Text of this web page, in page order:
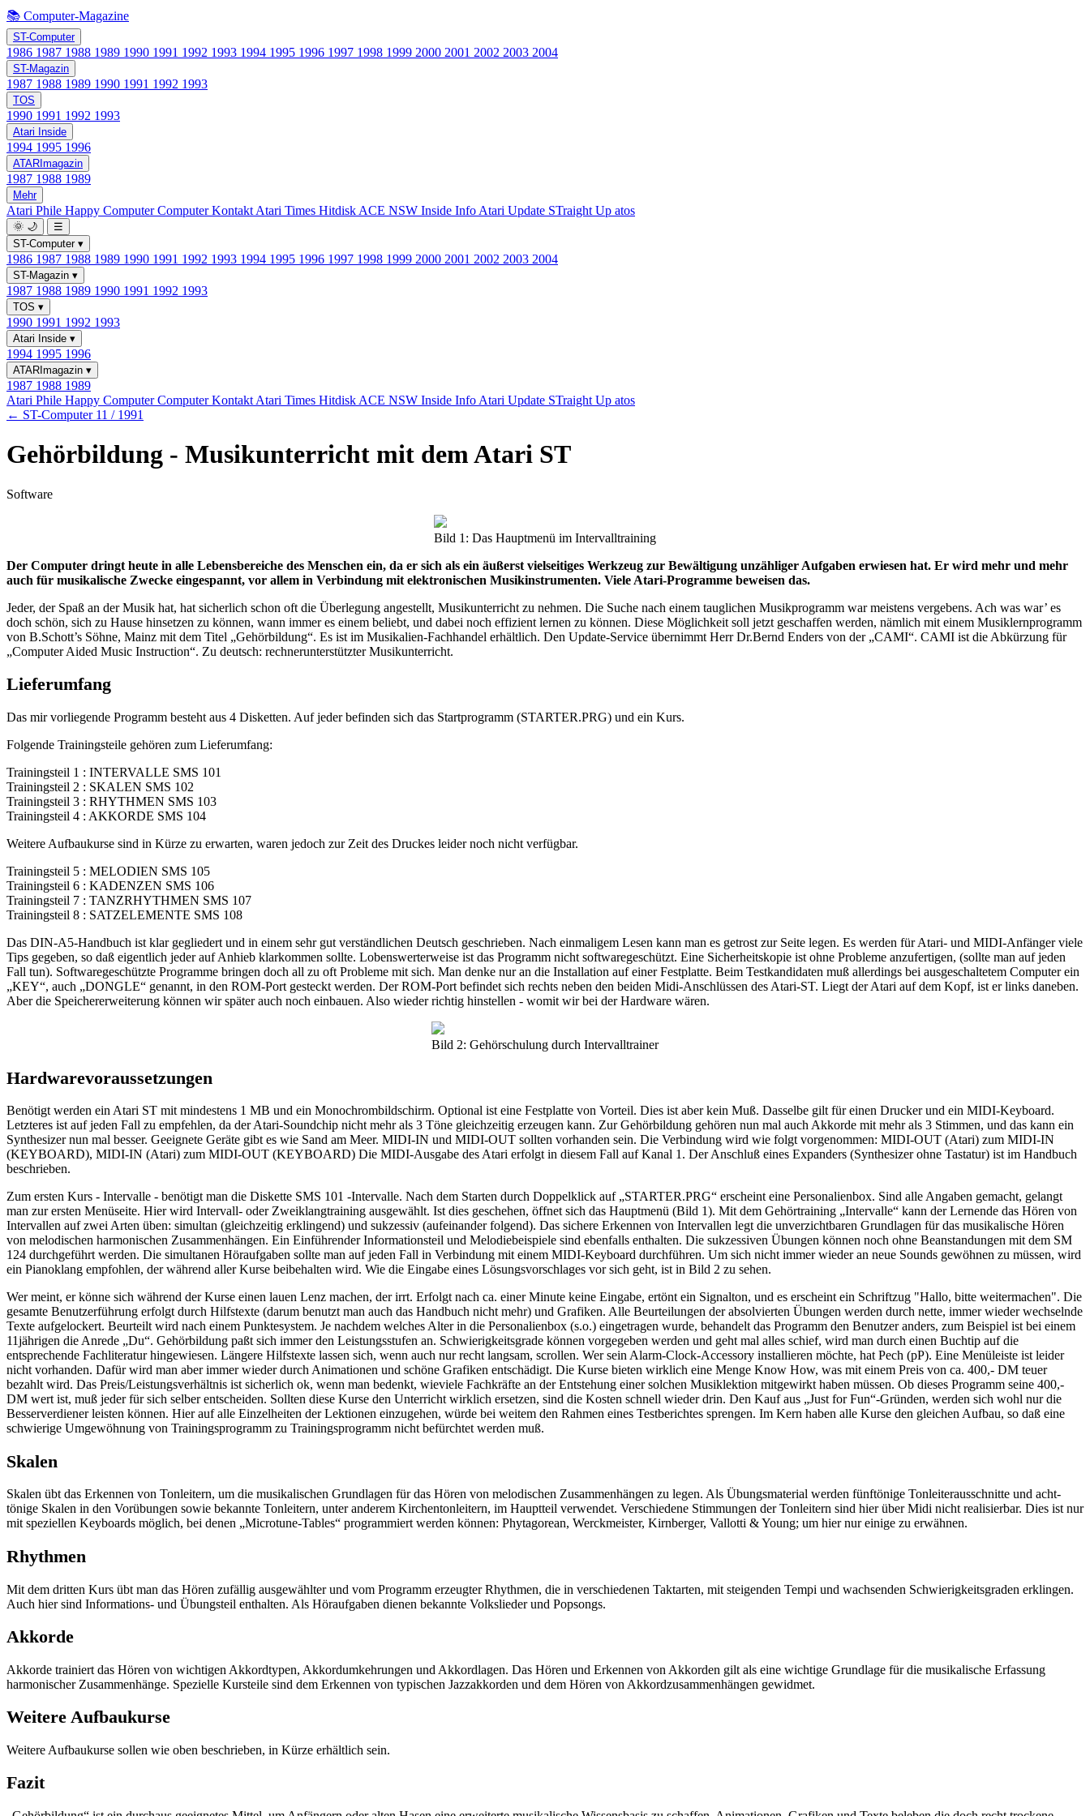
📚 Computer-Magazine
ST-Computer
1986 1987 1988 1989 1990 1991 1992 1993 1994 1995 1996 1997 1998 1999 2000 2001 2002 2003 2004
ST-Magazin
1987 1988 1989 1990 1991 1992 1993
TOS
1990 1991 1992 1993
Atari Inside
1994 1995 1996
ATARImagazin
1987 1988 1989
Mehr
Atari Phile Happy ComputerComputer Kontakt Atari Times Hitdisk ACE NSW Inside Info Atari Update STraight Up atos
🌞 🌙
☰
ST-Computer ▾
1986 1987 1988 1989 1990 1991 1992 1993 1994 1995 1996 1997 1998 1999 2000 2001 2002 2003 2004
ST-Magazin ▾
1987 1988 1989 1990 1991 1992 1993
TOS ▾
1990 1991 1992 1993
Atari Inside ▾
1994 1995 1996
ATARImagazin ▾
1987 1988 1989
Atari Phile Happy ComputerComputer Kontakt Atari Times Hitdisk ACE NSW Inside Info Atari Update STraight Up atos
← ST-Computer 11 / 1991
Gehörbildung - Musikunterricht mit dem Atari ST
Software
Bild 1: Das Hauptmenü im Intervalltraining
Der Computer dringt heute in alle Lebensbereiche des Menschen ein, da er sich als ein äußerst vielseitiges Werkzeug zur Bewältigung unzähliger Aufgaben erwiesen hat. Er wird mehr und mehr
auch für musikalische Zwecke eingespannt, vor allem in Verbindung mit elektronischen Musikinstrumenten. Viele Atari-Programme beweisen das.
Jeder, der Spaß an der Musik hat, hat sicherlich schon oft die Überlegung angestellt, Musikunterricht zu nehmen. Die Suche nach einem tauglichen Musikprogramm war meistens vergebens. Ach was war’ es
doch schön, sich zu Hause hinsetzen zu können, wann immer es einem beliebt, und dabei noch effizient lernen zu können. Diese Möglichkeit soll jetzt geschaffen werden, nämlich mit einem Musiklernprogramm
von B.Schott’s Söhne, Mainz mit dem Titel „Gehörbildung“. Es ist im Musikalien-Fachhandel erhältlich. Den Update-Service übernimmt Herr Dr.Bernd Enders von der „CAMI“. CAMI ist die Abkürzung für
„Computer Aided Music Instruction“. Zu deutsch: rechnerunterstützter Musikunterricht.
Lieferumfang
Das mir vorliegende Programm besteht aus 4 Disketten. Auf jeder befinden sich das Startprogramm (STARTER.PRG) und ein Kurs.
Folgende Trainingsteile gehören zum Lieferumfang:
Trainingsteil 1 : INTERVALLE SMS 101
Trainingsteil 2 : SKALEN SMS 102
Trainingsteil 3 : RHYTHMEN SMS 103
Trainingsteil 4 : AKKORDE SMS 104
Weitere Aufbaukurse sind in Kürze zu erwarten, waren jedoch zur Zeit des Druckes leider noch nicht verfügbar.
Trainingsteil 5 : MELODIEN SMS 105
Trainingsteil 6 : KADENZEN SMS 106
Trainingsteil 7 : TANZRHYTHMEN SMS 107
Trainingsteil 8 : SATZELEMENTE SMS 108
Das DIN-A5-Handbuch ist klar gegliedert und in einem sehr gut verständlichen Deutsch geschrieben. Nach einmaligem Lesen kann man es getrost zur Seite legen. Es werden für Atari- und MIDI-Anfänger viele
Tips gegeben, so daß eigentlich jeder auf Anhieb klarkommen sollte. Lobenswerterweise ist das Programm nicht softwaregeschützt. Eine Sicherheitskopie ist ohne Probleme anzufertigen, (sollte man auf jeden
Fall tun). Softwaregeschützte Programme bringen doch all zu oft Probleme mit sich. Man denke nur an die Installation auf einer Festplatte. Beim Testkandidaten muß allerdings bei ausgeschaltetem Computer ein
„KEY“, auch „DONGLE“ genannt, in den ROM-Port gesteckt werden. Der ROM-Port befindet sich rechts neben den beiden Midi-Anschlüssen des Atari-ST. Liegt der Atari auf dem Kopf, ist er links daneben.
Aber die Speichererweiterung können wir später auch noch einbauen. Also wieder richtig hinstellen - womit wir bei der Hardware wären.
Bild 2: Gehörschulung durch Intervalltrainer
Hardwarevoraussetzungen
Benötigt werden ein Atari ST mit mindestens 1 MB und ein Monochrombildschirm. Optional ist eine Festplatte von Vorteil. Dies ist aber kein Muß. Dasselbe gilt für einen Drucker und ein MIDI-Keyboard.
Letzteres ist auf jeden Fall zu empfehlen, da der Atari-Soundchip nicht mehr als 3 Töne gleichzeitig erzeugen kann. Zur Gehörbildung gehören nun mal auch Akkorde mit mehr als 3 Stimmen, und das kann ein
Synthesizer nun mal besser. Geeignete Geräte gibt es wie Sand am Meer. MIDI-IN und MIDI-OUT sollten vorhanden sein. Die Verbindung wird wie folgt vorgenommen: MIDI-OUT (Atari) zum MIDI-IN
(KEYBOARD), MIDI-IN (Atari) zum MIDI-OUT (KEYBOARD) Die MIDI-Ausgabe des Atari erfolgt in diesem Fall auf Kanal 1. Der Anschluß eines Expanders (Synthesizer ohne Tastatur) ist im Handbuch
beschrieben.
Zum ersten Kurs - Intervalle - benötigt man die Diskette SMS 101 -Intervalle. Nach dem Starten durch Doppelklick auf „STARTER.PRG“ erscheint eine Personalienbox. Sind alle Angaben gemacht, gelangt
man zur ersten Menüseite. Hier wird Intervall- oder Zweiklangtraining ausgewählt. Ist dies geschehen, öffnet sich das Hauptmenü (Bild 1). Mit dem Gehörtraining „Intervalle“ kann der Lernende das Hören von
Intervallen auf zwei Arten üben: simultan (gleichzeitig erklingend) und sukzessiv (aufeinander folgend). Das sichere Erkennen von Intervallen legt die unverzichtbaren Grundlagen für das musikalische Hören
von melodischen harmonischen Zusammenhängen. Ein Einführender Informationsteil und Melodiebeispiele sind ebenfalls enthalten. Die sukzessiven Übungen können noch ohne Beanstandungen mit dem SM
124 durchgeführt werden. Die simultanen Höraufgaben sollte man auf jeden Fall in Verbindung mit einem MIDI-Keyboard durchführen. Um sich nicht immer wieder an neue Sounds gewöhnen zu müssen, wird
ein Pianoklang empfohlen, der während aller Kurse beibehalten wird. Wie die Eingabe eines Lösungsvorschlages vor sich geht, ist in Bild 2 zu sehen.
Wer meint, er könne sich während der Kurse einen lauen Lenz machen, der irrt. Erfolgt nach ca. einer Minute keine Eingabe, ertönt ein Signalton, und es erscheint ein Schriftzug "Hallo, bitte weitermachen". Die
gesamte Benutzerführung erfolgt durch Hilfstexte (darum benutzt man auch das Handbuch nicht mehr) und Grafiken. Alle Beurteilungen der absolvierten Übungen werden durch nette, immer wieder wechselnde
Texte aufgelockert. Beurteilt wird nach einem Punktesystem. Je nachdem welches Alter in die Personalienbox (s.o.) eingetragen wurde, behandelt das Programm den Benutzer anders, zum Beispiel ist bei einem
11jährigen die Anrede „Du“. Gehörbildung paßt sich immer den Leistungsstufen an. Schwierigkeitsgrade können vorgegeben werden und geht mal alles schief, wird man durch einen Buchtip auf die
entsprechende Fachliteratur hingewiesen. Längere Hilfstexte lassen sich, wenn auch nur recht langsam, scrollen. Wer sein Alarm-Clock-Accessory installieren möchte, hat Pech (pP). Eine Menüleiste ist leider
nicht vorhanden. Dafür wird man aber immer wieder durch Animationen und schöne Grafiken entschädigt. Die Kurse bieten wirklich eine Menge Know How, was mit einem Preis von ca. 400,- DM teuer
bezahlt wird. Das Preis/Leistungsverhältnis ist sicherlich ok, wenn man bedenkt, wieviele Fachkräfte an der Entstehung einer solchen Musiklektion mitgewirkt haben müssen. Ob dieses Programm seine 400,-
DM wert ist, muß jeder für sich selber entscheiden. Sollten diese Kurse den Unterricht wirklich ersetzen, sind die Kosten schnell wieder drin. Den Kauf aus „Just for Fun“-Gründen, werden sich wohl nur die
Besserverdiener leisten können. Hier auf alle Einzelheiten der Lektionen einzugehen, würde bei weitem den Rahmen eines Testberichtes sprengen. Im Kern haben alle Kurse den gleichen Aufbau, so daß eine
schwierige Umgewöhnung von Trainingsprogramm zu Trainingsprogramm nicht befürchtet werden muß.
Skalen
Skalen übt das Erkennen von Tonleitern, um die musikalischen Grundlagen für das Hören von melodischen Zusammenhängen zu legen. Als Übungsmaterial werden fünftönige Tonleiterausschnitte und acht-
tönige Skalen in den Vorübungen sowie bekannte Tonleitern, unter anderem Kirchentonleitern, im Hauptteil verwendet. Verschiedene Stimmungen der Tonleitern sind hier über Midi nicht realisierbar. Dies ist nur
mit speziellen Keyboards möglich, bei denen „Microtune-Tables“ programmiert werden können: Phytagorean, Werckmeister, Kirnberger, Vallotti & Young; um hier nur einige zu erwähnen.
Rhythmen
Mit dem dritten Kurs übt man das Hören zufällig ausgewählter und vom Programm erzeugter Rhythmen, die in verschiedenen Taktarten, mit steigenden Tempi und wachsenden Schwierigkeitsgraden erklingen.
Auch hier sind Informations- und Übungsteil enthalten. Als Höraufgaben dienen bekannte Volkslieder und Popsongs.
Akkorde
Akkorde trainiert das Hören von wichtigen Akkordtypen, Akkordumkehrungen und Akkordlagen. Das Hören und Erkennen von Akkorden gilt als eine wichtige Grundlage für die musikalische Erfassung
harmonischer Zusammenhänge. Spezielle Kursteile sind dem Erkennen von typischen Jazzakkorden und dem Hören von Akkordzusammenhängen gewidmet.
Weitere Aufbaukurse
Weitere Aufbaukurse sollen wie oben beschrieben, in Kürze erhältlich sein.
Fazit